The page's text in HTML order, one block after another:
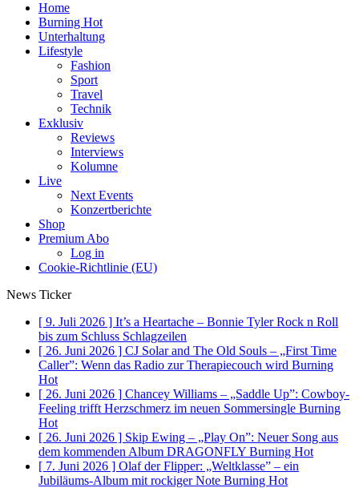
Home
Burning Hot
Unterhaltung
Lifestyle
Fashion
Sport
Travel
Technik
Exklusiv
Reviews
Interviews
Kolumne
Live
Next Events
Konzertberichte
Shop
Premium Abo
Log in
Cookie-Richtlinie (EU)
News Ticker
[ 9. Juli 2026 ] It’s a Heartache – Bonnie Tyler Rock n Roll
bis zum Schluss Schlagzeilen
[ 26. Juni 2026 ] CJ Solar and The Old Souls – „First Time
Caller”: Wenn das Radio zur Therapiecouch wird Burning
Hot
[ 26. Juni 2026 ] Chancey Williams – „Saddle Up”: Cowboy-
Feeling trifft Herzschmerz im neuen Sommersingle Burning
Hot
[ 26. Juni 2026 ] Skip Ewing – „Play On”: Neuer Song aus
dem kommenden Album DRAGONFLY Burning Hot
[ 7. Juni 2026 ] Olaf der Flipper: „Weltklasse” – ein
Jubiläums-Album mit rockiger Note Burning Hot